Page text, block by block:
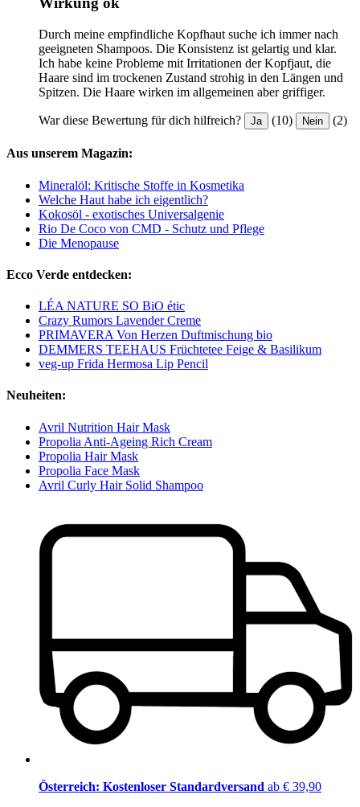
Durch meine empfindliche Kopfhaut suche ich immer nach
geeigneten Shampoos. Die Konsistenz ist gelartig und klar.
Ich habe keine Probleme mit Irritationen der Kopfjaut, die
Haare sind im trockenen Zustand strohig in den Längen und
Spitzen. Die Haare wirken im allgemeinen aber griffiger.
War diese Bewertung für dich hilfreich? Ja (10) Nein (2)
Aus unserem Magazin:
Mineralöl: Kritische Stoffe in Kosmetika
Welche Haut habe ich eigentlich?
Kokosöl - exotisches Universalgenie
Rio De Coco von CMD - Schutz und Pflege
Die Menopause
Ecco Verde entdecken:
LÉA NATURE SO BiO étic
Crazy Rumors Lavender Creme
PRIMAVERA Von Herzen Duftmischung bio
DEMMERS TEEHAUS Früchtetee Feige & Basilikum
veg-up Frida Hermosa Lip Pencil
Neuheiten:
Avril Nutrition Hair Mask
Propolia Anti-Ageing Rich Cream
Propolia Hair Mask
Propolia Face Mask
Avril Curly Hair Solid Shampoo
Österreich: Kostenloser Standardversand ab € 39,90